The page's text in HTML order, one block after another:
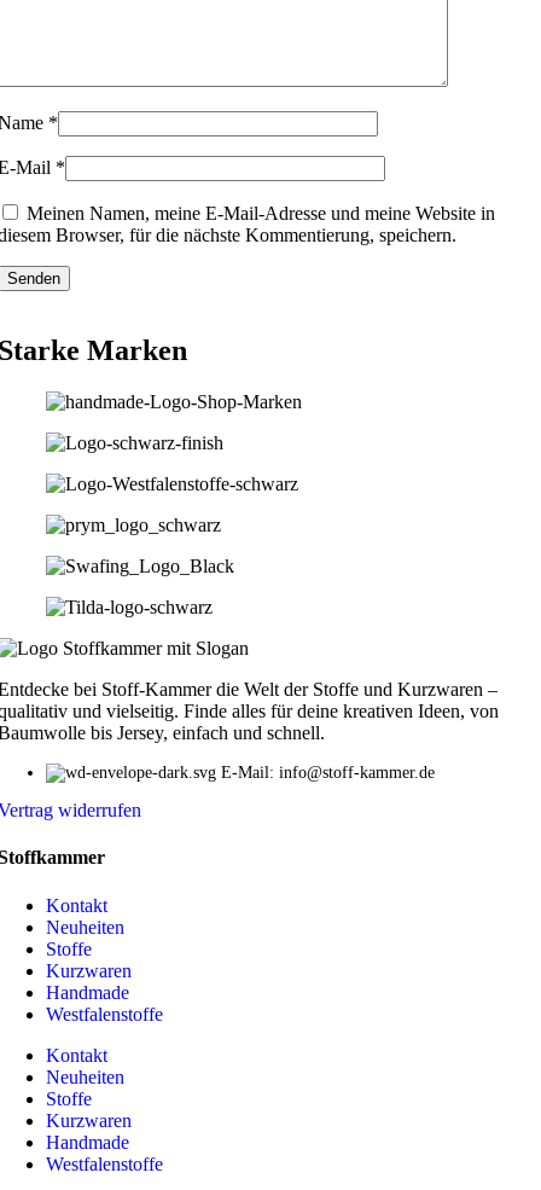
*
Mail *
Meinen Namen, meine E-Mail-Adresse und meine Website in
Browser, für die nächste Kommentierung, speichern.
Marken
bei Stoff-Kammer die Welt der Stoffe und Kurzwaren –
und vielseitig. Finde alles für deine kreativen Ideen, von
bis Jersey, einfach und schnell.
E-Mail: info@stoff-kammer.de
widerrufen
Kontakt
Neuheiten
Stoffe
Kurzwaren
Handmade
Westfalenstoffe
Kontakt
Neuheiten
Stoffe
Kurzwaren
Handmade
Westfalenstoffe